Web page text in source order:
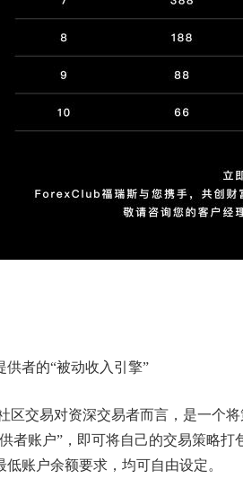
供者的“被动收入引擎”
区交易对资深交易者而言，是一个
者账户”，即可将自己的交易策略
低账户余额要求，均可自由设定。